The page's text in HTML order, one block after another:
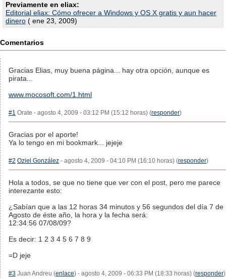
Previamente en eliax:
Editorial eliax: Cómo ofrecer a Windows y OS X gratis y aun hacer
dinero ( ene 23, 2009)
Comentarios
Gracias Elias, muy buena página... hay otra opción, aunque es
pirata...
www.mocosoft.com/1.html
#1 Orate - agosto 4, 2009 - 03:12 PM (15:12 horas) (responder)
Gracias por el aporte!
Ya lo tengo en mi bookmark... jejeje
#2 Oziel González - agosto 4, 2009 - 04:10 PM (16:10 horas) (responder)
Hola a todos, se que no tiene que ver con el post, pero me parece
interezante esto:
¿Sabían que a las 12 horas 34 minutos y 56 segundos del día 7 de
Agosto de éste año, la hora y la fecha será:
12:34:56 07/08/09?
Es decir: 1 2 3 4 5 6 7 8 9
=D jeje
#3 Juan Andreu (enlace) - agosto 4, 2009 - 06:33 PM (18:33 horas) (responder)